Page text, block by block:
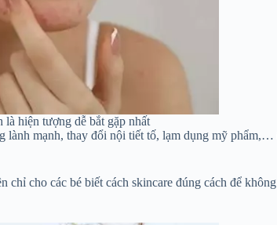
hiện tượng dễ bắt gặp nhất
lành mạnh, thay đổi nội tiết tố, lạm dụng mỹ
cho các bé biết cách skincare đúng cách để